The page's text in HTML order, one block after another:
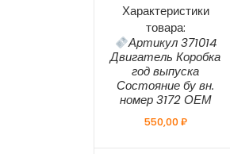
Характеристики
товара:
Артикул 371014
Двигатель Коробка
год выпуска
Состояние бу вн.
номер 3172 ОЕМ
550,00₽